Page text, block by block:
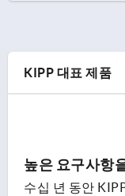
KIPP 대표 제품
높은 요구사항
수십 년 동안